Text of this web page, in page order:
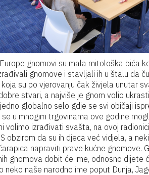
gnomovi su mala mitološka bića
gnomove i stavljali ih u štalu da
su po vjerovanju čak živjela unutar
stvari, a najviše je gnom volio
globalno selo gdje se svi običaji
u mnogim trgovinama ove godine
volimo izrađivati svašta, na ovoj
obzirom da su ih djeca već vidjela, a
napraviti prave kućne gnomove.
gnomova dobit će ime, odnosno dijete
naše narodno ime poput Dunja,